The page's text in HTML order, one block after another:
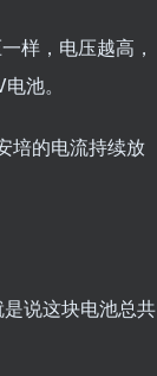
样，电压越高，
池。
培的电流持续放
说这块电池总共